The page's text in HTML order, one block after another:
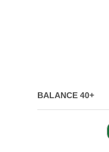
BALANCE 40+